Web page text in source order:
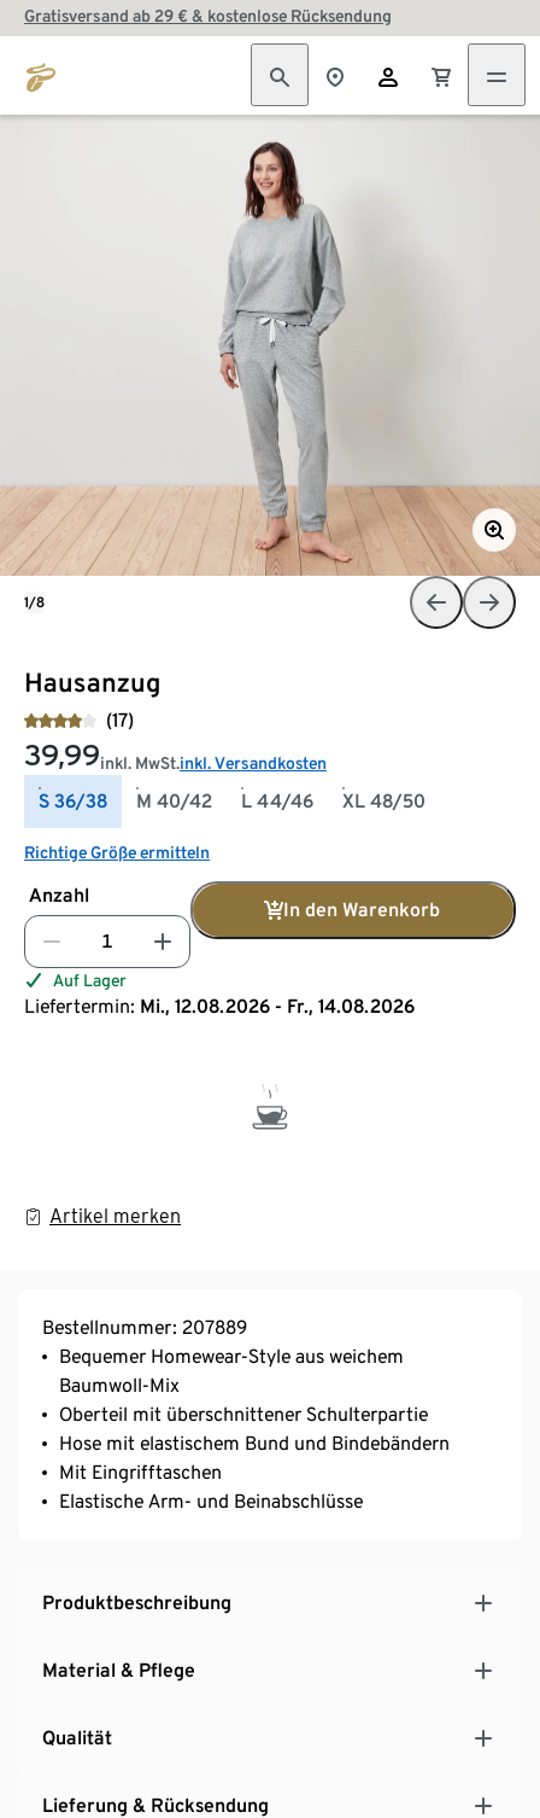
Gratisversand ab 29 € & kostenlose Rücksendung
Hausanzug
(17)
39,99inkl. MwSt.inkl. Versandkosten
S 36/38 M 40/42 L 44/46 XL 48/50
Richtige Größe ermitteln
Anzahl
In den Warenkorb
Auf Lager
Liefertermin: Mi., 12.08.2026 - Fr., 14.08.2026
Artikel merken
1/8
Bestellnummer: 207889
Bequemer Homewear-Style aus weichem
Baumwoll-Mix
Oberteil mit überschnittener Schulterpartie
Hose mit elastischem Bund und Bindebändern
Mit Eingrifftaschen
Elastische Arm- und Beinabschlüsse
Produktbeschreibung
Material & Pflege
Qualität
Lieferung & Rücksendung